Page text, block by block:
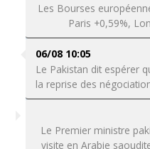
Les Bourses
Paris +0,59%,
06/08 10:05
Le Pakistan dit espérer
la reprise des
Le Premier ministre
visite en Arabie